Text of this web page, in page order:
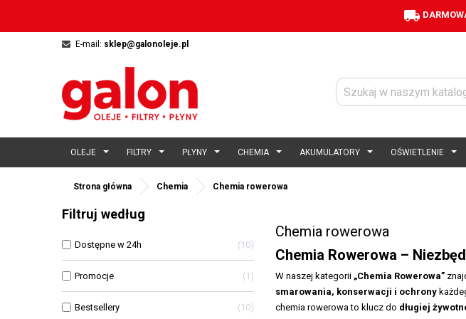
local_shipping
E-mail: sklep@galonoleje.pl
OLEJE FILTRY PŁYNY CHEMIA AKUMULATORY OŚWIETLENIE
Strona główna Chemia Chemia rowerowa
Filtruj według
Dostępne w 24h 10
Promocje 1
Bestsellery 10
Chemia rowerowa
Chemia Rowerowa –
W naszej kategorii „Chemia Rowerowa”
smarowania, konserwacji i ochrony
chemia rowerowa to klucz do długiej